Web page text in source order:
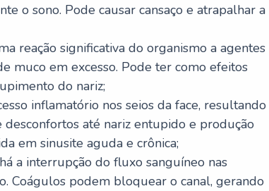
o sono. Pode causar cansaço e atrapalhar a
reação significativa do organismo a agentes
muco em excesso. Pode ter como efeitos
do nariz;
inflamatório nos seios da face, resultando
até nariz entupido e produção
em sinusite aguda e crônica;
a interrupção do fluxo sanguíneo nas
Coágulos podem bloquear o canal, gerando